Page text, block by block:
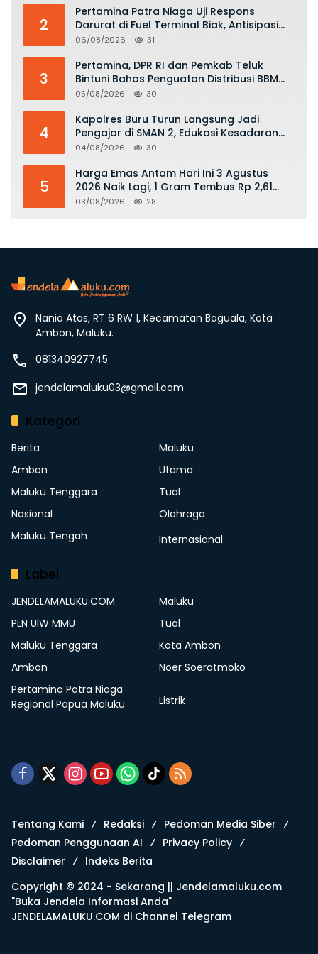
2
Pertamina Patra Niaga Uji Respons
Darurat di Fuel Terminal Biak, Antisipasi
Risiko Kebakaran dan Tumpahan BBM
06/08/2026 31
3
Pertamina, DPR RI dan Pemkab Teluk
Bintuni Bahas Penguatan Distribusi BBM
dan LPG
05/08/2026 30
4
Kapolres Buru Turun Langsung Jadi
Pengajar di SMAN 2, Edukasi Kesadaran
Hukum dan Stop Kekerasan
04/08/2026 30
5
Harga Emas Antam Hari Ini 3 Agustus
2026 Naik Lagi, 1 Gram Tembus Rp 2,61
Juta
03/08/2026 28
Nania Atas, RT 6 RW 1, Kecamatan Baguala, Kota
Ambon, Maluku.
081340927745
jendelamaluku03@gmail.com
Kategori
Berita
Maluku
Ambon
Utama
Maluku Tenggara
Tual
Nasional
Olahraga
Maluku Tengah
Internasional
Label
JENDELAMALUKU.COM
Maluku
PLN UIW MMU
Tual
Maluku Tenggara
Kota Ambon
Ambon
Noer Soeratmoko
Pertamina Patra Niaga
Regional Papua Maluku
Listrik
Tentang Kami Redaksi
Pedoman Media Siber
Pedoman Penggunaan AI
Privacy Policy
Disclaimer
Indeks Berita
Copyright © 2024 - Sekarang || Jendelamaluku.com
"Buka Jendela Informasi Anda"
JENDELAMALUKU.COM di Channel Telegram